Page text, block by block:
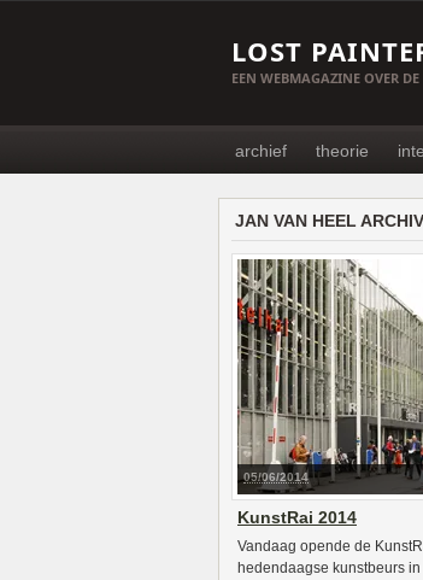
LOST
EEN WEBMAGAZINE OVER
archief theorie
JAN VAN HEEL
05/06/2014
KunstRai 2014
Vandaag opende de
hedendaagse kunstbeurs in